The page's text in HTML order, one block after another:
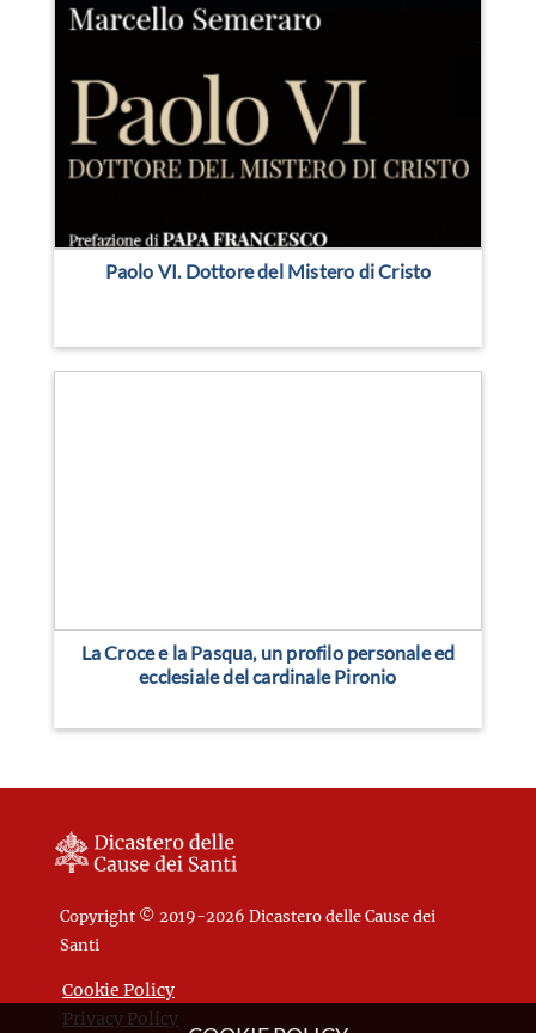
Paolo VI. Dottore del Mistero di Cristo
La Croce e la Pasqua, un profilo personale ed
ecclesiale del cardinale Pironio
Copyright © 2019-2026 Dicastero delle Cause dei
Santi
Cookie Policy
Privacy Policy